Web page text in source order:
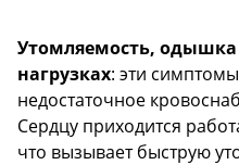
Утомляемость,
нагрузках: эти
недостаточное
Сердцу приходится
что вызывает быструю